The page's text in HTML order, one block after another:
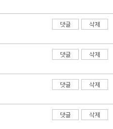
삭제
댓글
삭제
댓글
삭제
댓글
삭제
댓글